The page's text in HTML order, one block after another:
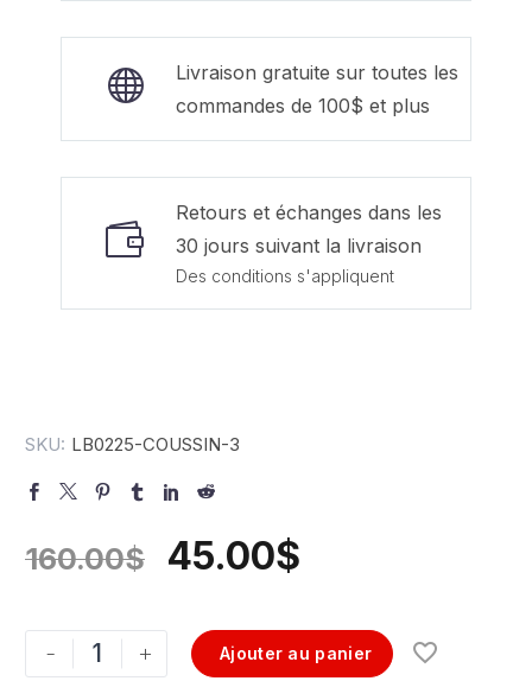
Livraison gratuite sur toutes les
commandes de 100$ et plus
Retours et échanges dans les
30 jours suivant la livraison
Des conditions s'appliquent
SKU: LB0225-COUSSIN-3
160.00$ 45.00$
- + Ajouter au panier